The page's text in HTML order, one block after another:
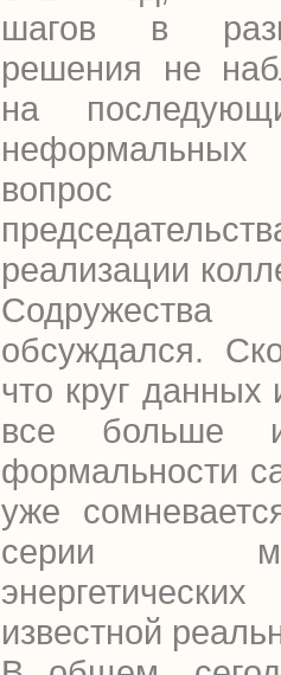
шагов в
решения не
на
вопрос
реализации
Содружества
обсуждался.
что круг данных
все
формальности
уже
серии
известной